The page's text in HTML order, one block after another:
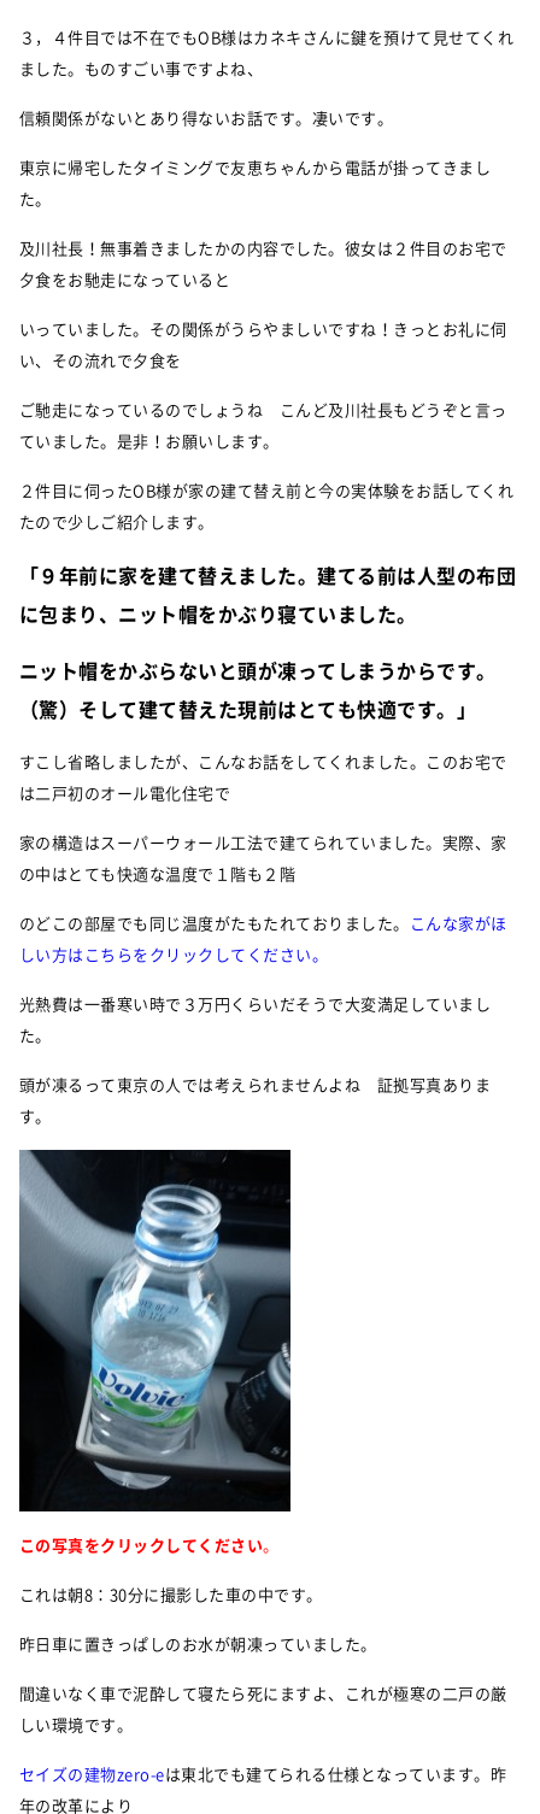
３，４件目では不在でもOB様はカネキさんに鍵を預けて見せてくれ
ました。ものすごい事ですよね、
信頼関係がないとあり得ないお話です。凄いです。
東京に帰宅したタイミングで友恵ちゃんから電話が掛ってきまし
た。
及川社長！無事着きましたかの内容でした。彼女は２件目のお宅で
夕食をお馳走になっていると
いっていました。その関係がうらやましいですね！きっとお礼に伺
い、その流れで夕食を
ご馳走になっているのでしょうね こんど及川社長もどうぞと言っ
ていました。是非！お願いします。
２件目に伺ったOB様が家の建て替え前と今の実体験をお話してくれ
たので少しご紹介します。
「９年前に家を建て替えました。建てる前は人型の布団
に包まり、ニット帽をかぶり寝ていました。
ニット帽をかぶらないと頭が凍ってしまうからです。
（驚）そして建て替えた現前はとても快適です。」
すこし省略しましたが、こんなお話をしてくれました。このお宅で
は二戸初のオール電化住宅で
家の構造はスーパーウォール工法で建てられていました。実際、家
の中はとても快適な温度で１階も２階
のどこの部屋でも同じ温度がたもたれておりました。 こんな家がほ
しい方はこちらをクリックしてください。
光熱費は一番寒い時で３万円くらいだそうで大変満足していまし
た。
頭が凍るって東京の人では考えられませんよね 証拠写真ありま
す。
この写真をクリックしてください。
これは朝8：30分に撮影した車の中です。
昨日車に置きっぱしのお水が朝凍っていました。
間違いなく車で泥酔して寝たら死にますよ、これが極寒の二戸の厳
しい環境です。
セイズの建物zero-eは東北でも建てられる仕様となっています。昨
年の改革により